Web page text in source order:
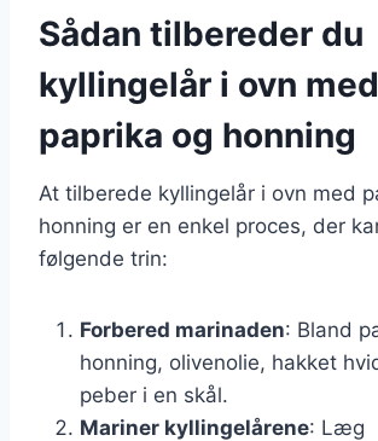
Sådan tilbereder du
kyllingelår i ovn med
paprika og honning
At tilberede kyllingelår i ovn med
honning er en enkel proces, der
følgende trin:
Forbered marinaden: Bland
honning, olivenolie, hakket
peber i en skål.
Mariner kyllingelårene: Læg